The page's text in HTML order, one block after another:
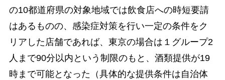
の10都道府県の対象地域では飲食店への時短要請
はあるものの、感染症対策を行い一定の条件をク
リアした店舗であれば、東京の場合は１グループ2
人まで90分以内という制限のもと、酒類提供が19
時まで可能となった（具体的な提供条件は自治体